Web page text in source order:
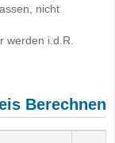
nicht
werden i.d.R.
Berechnen